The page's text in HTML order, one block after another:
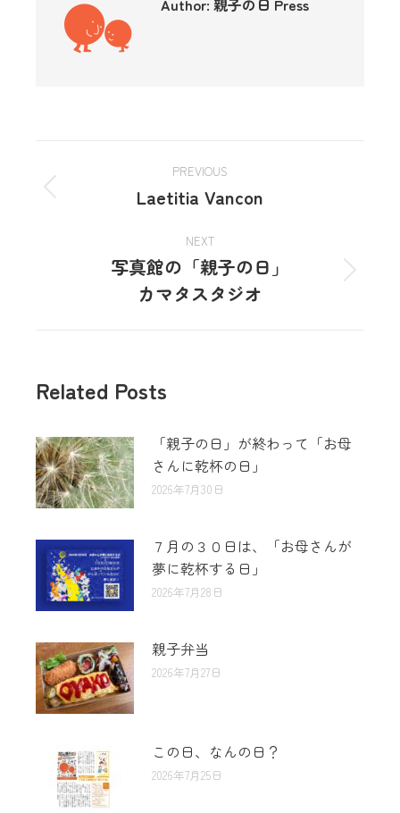
PREVIOUS
Laetitia Vancon
NEXT
写真館の「親子の日」
カマタスタジオ
Related Posts
「親子の日」が終わって「お母
さんに乾杯の日」
2026年7月30日
７月の３０日は、「お母さんが
夢に乾杯する日」
2026年7月28日
親子弁当
2026年7月27日
この日、なんの日？
2026年7月25日